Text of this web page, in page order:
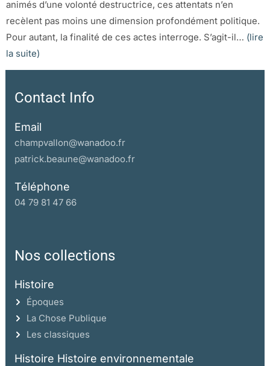
animés d’une volonté destructrice, ces attentats n’en
recèlent pas moins une dimension profondément politique.
Pour autant, la finalité de ces actes interroge. S’agit-il… (lire
la suite)
Contact Info
Email
champvallon@wanadoo.fr
patrick.beaune@wanadoo.fr
Téléphone
04 79 81 47 66
Nos collections
Histoire
Époques
La Chose Publique
Les classiques
Histoire Histoire environnementale